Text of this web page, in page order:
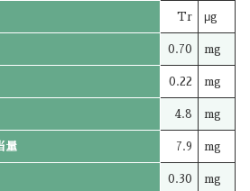
Tr μg
0.70 mg
0.22 mg
4.8 mg
量 7.9 mg
0.30 mg